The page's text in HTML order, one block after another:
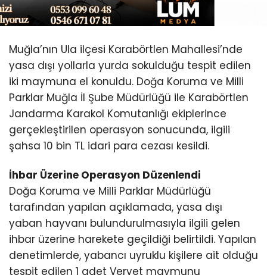
Muğla’nın Ula ilçesi Karabörtlen Mahallesi’nde
yasa dışı yollarla yurda sokulduğu tespit edilen
iki maymuna el konuldu. Doğa Koruma ve Milli
Parklar Muğla İl Şube Müdürlüğü ile Karabörtlen
Jandarma Karakol Komutanlığı ekiplerince
gerçekleştirilen operasyon sonucunda, ilgili
şahsa 10 bin TL idari para cezası kesildi.
İhbar Üzerine Operasyon Düzenlendi
Doğa Koruma ve Milli Parklar Müdürlüğü
tarafından yapılan açıklamada, yasa dışı
yaban hayvanı bulundurulmasıyla ilgili gelen
ihbar üzerine harekete geçildiği belirtildi. Yapılan
denetimlerde, yabancı uyruklu kişilere ait olduğu
tespit edilen 1 adet Vervet maymunu